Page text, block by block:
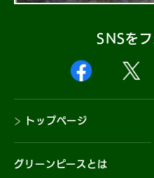
SNSをフ
トップページ
グリーンピースとは